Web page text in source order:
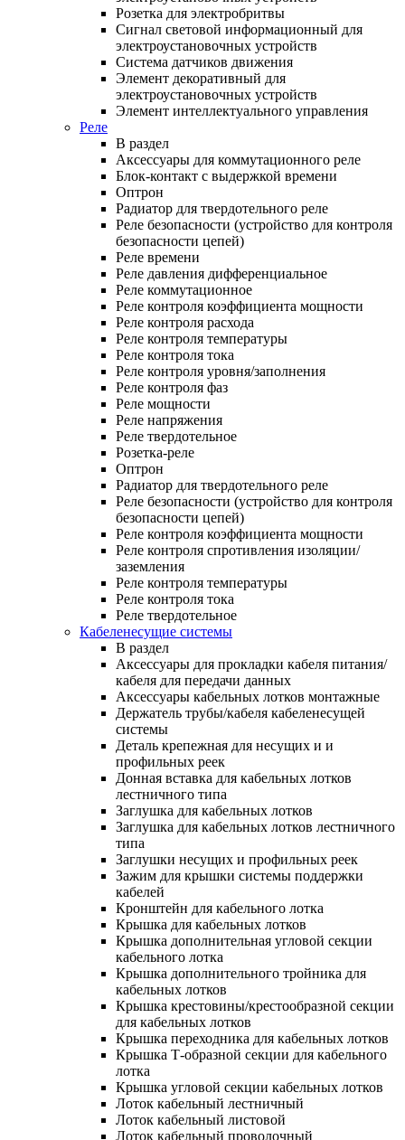
Розетка для электробритвы
Сигнал световой информационный для
электроустановочных устройств
Система датчиков движения
Элемент декоративный для
электроустановочных устройств
Элемент интеллектуального управления
Реле
В раздел
Аксессуары для коммутационного реле
Блок-контакт с выдержкой времени
Оптрон
Радиатор для твердотельного реле
Реле безопасности (устройство для контроля
безопасности цепей)
Реле времени
Реле давления дифференциальное
Реле коммутационное
Реле контроля коэффициента мощности
Реле контроля расхода
Реле контроля температуры
Реле контроля тока
Реле контроля уровня/заполнения
Реле контроля фаз
Реле мощности
Реле напряжения
Реле твердотельное
Розетка-реле
Оптрон
Радиатор для твердотельного реле
Реле безопасности (устройство для контроля
безопасности цепей)
Реле контроля коэффициента мощности
Реле контроля спротивления изоляции/
заземления
Реле контроля температуры
Реле контроля тока
Реле твердотельное
Кабеленесущие системы
В раздел
Аксессуары для прокладки кабеля питания/
кабеля для передачи данных
Аксессуары кабельных лотков монтажные
Держатель трубы/кабеля кабеленесущей
системы
Деталь крепежная для несущих и и
профильных реек
Донная вставка для кабельных лотков
лестничного типа
Заглушка для кабельных лотков
Заглушка для кабельных лотков лестничного
типа
Заглушки несущих и профильных реек
Зажим для крышки системы поддержки
кабелей
Кронштейн для кабельного лотка
Крышка для кабельных лотков
Крышка дополнительная угловой секции
кабельного лотка
Крышка дополнительного тройника для
кабельных лотков
Крышка крестовины/крестообразной секции
для кабельных лотков
Крышка переходника для кабельных лотков
Крышка Т-образной секции для кабельного
лотка
Крышка угловой секции кабельных лотков
Лоток кабельный лестничный
Лоток кабельный листовой
Лоток кабельный проволочный